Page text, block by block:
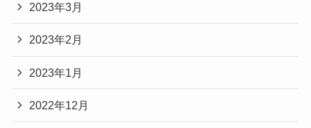
2023年3月
2023年2月
2023年1月
2022年12月